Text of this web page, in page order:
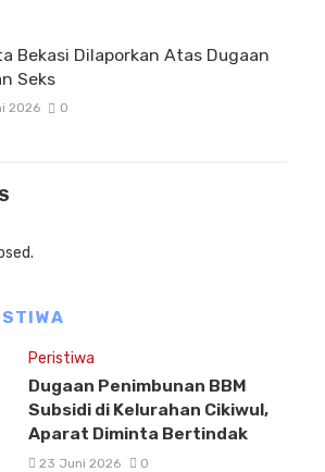
Bekasi Dilaporkan Atas Dugaan
Seks
2026 0
Peristiwa
Dugaan Penimbunan BBM
Subsidi di Kelurahan Cikiwul,
Aparat Diminta Bertindak
23 Juni 2026 0